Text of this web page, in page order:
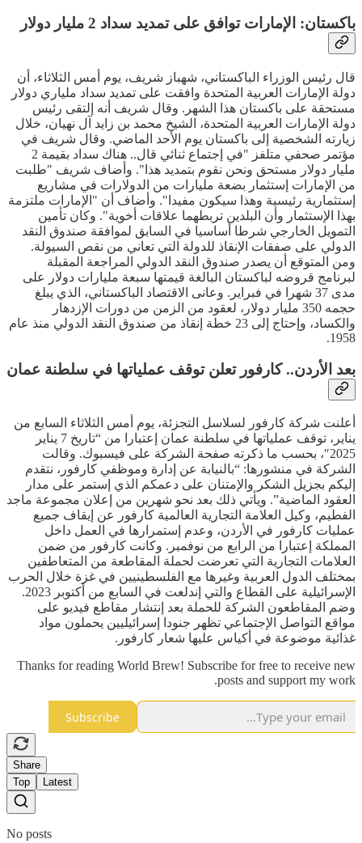
باكستان: الإمارات توافق على تمديد سداد 2 مليار دولار
قال رئيس الوزراء الباكستاني، شهباز شريف، يوم أمس الثلاثاء، أن
دولة الإمارات العربية المتحدة وافقت على تمديد سداد ملياري دولار
مستحقة على باكستان هذا الشهر. وقال شريف أنه إلتقى رئيس
دولة الإمارات العربية المتحدة، الشيخ محمد بن زايد آل نهيان، خلال
زيارته الشخصية إلى باكستان يوم الأحد الماضي. وقال شريف في
مؤتمر صحفي متلفز "في إجتماع ثنائي قال.. هناك سداد بقيمة 2
مليار دولار مستحق ونحن نقوم بتمديد هذا". وأضاف شريف "طلبت
من الإمارات إستثمار بضعة مليارات من الدولارات في مشاريع
إستثمارية رئيسية وهذا سيكون مفيدا". وأضاف أن "الإمارات ملتزمة
بهذا الإستثمار وأن البلدين تربطهما علاقات أخوية". وكان تأمين
التمويل الخارجي شرطا أساسيا في السابق لموافقة صندوق النقد
الدولي على صفقات الإنقاذ للدولة التي تعاني من نقص السيولة.
ومن المتوقع أن يصدر صندوق النقد الدولي المراجعة المقبلة
لبرنامج قروضه لباكستان البالغة قيمتها سبعة مليارات دولار على
مدى 37 شهرا في فبراير. وعانى الاقتصاد الباكستاني، الذي يبلغ
حجمه 350 مليار دولار، لعقود من الزمن من دورات الإزدهار
والكساد، وإحتاج إلى 23 خطة إنقاذ من صندوق النقد الدولي منذ عام
1958.
بعد الأردن.. كارفور تعلن توقف عملياتها في سلطنة عمان
أعلنت شركة كارفور لسلاسل التجزئة، يوم أمس الثلاثاء السابع من
يناير، توقف عملياتها في سلطنة عمان إعتبارا من “تاريخ 7 يناير
2025″، بحسب ما ذكرته صفحة الشركة على فيسبوك. وقالت
الشركة في منشورها: “بالنيابة عن إدارة وموظفي كارفور، نتقدم
إليكم بجزيل الشكر والإمتنان على دعمكم الذي إستمر على مدار
العقود الماضية”. ويأتي ذلك بعد نحو شهرين من إعلان مجموعة ماجد
الفطيم، وكيل العلامة التجارية العالمية كارفور عن إيقاف جميع
عمليات كارفور في الأردن، وعدم إستمرارها في العمل داخل
المملكة إعتبارا من الرابع من نوفمبر. وكانت كارفور من ضمن
العلامات التجارية التي تعرضت لحملة المقاطعة من المتعاطفين
بمختلف الدول العربية وغيرها مع الفلسطينيين في غزة خلال الحرب
الإسرائيلية على القطاع والتي إندلعت في السابع من أكتوبر 2023.
وضم المقاطعون الشركة للحملة بعد إنتشار مقاطع فيديو على
مواقع التواصل الإجتماعي تظهر جنودا إسرائيليين يحملون مواد
غذائية موضوعة في أكياس عليها شعار كارفور.
Thanks for reading World Brew! Subscribe for free to receive new
posts and support my work.
Subscribe
Share
Top
Latest
No posts